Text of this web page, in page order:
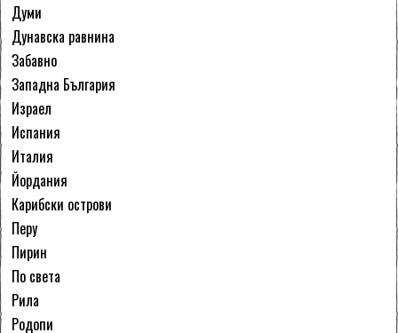
Думи
Дунавска равнина
Забавно
Западна България
Израел
Испания
Италия
Йордания
Карибски острови
Перу
Пирин
По света
Рила
Родопи